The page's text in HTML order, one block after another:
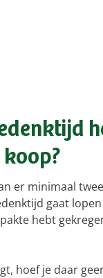
koop?
er minimaal
gaat
hebt
hoef je daar